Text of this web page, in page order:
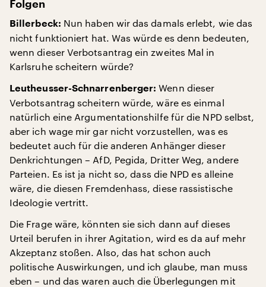
Folgen
Billerbeck: Nun haben wir das damals erlebt, wie das
nicht funktioniert hat. Was würde es denn bedeuten,
wenn dieser Verbotsantrag ein zweites Mal in
Karlsruhe scheitern würde?
Leutheusser-Schnarrenberger: Wenn dieser
Verbotsantrag scheitern würde, wäre es einmal
natürlich eine Argumentationshilfe für die NPD selbst,
aber ich wage mir gar nicht vorzustellen, was es
bedeutet auch für die anderen Anhänger dieser
Denkrichtungen – AfD, Pegida, Dritter Weg, andere
Parteien. Es ist ja nicht so, dass die NPD es alleine
wäre, die diesen Fremdenhass, diese rassistische
Ideologie vertritt.
Die Frage wäre, könnten sie sich dann auf dieses
Urteil berufen in ihrer Agitation, wird es da auf mehr
Akzeptanz stoßen. Also, das hat schon auch
politische Auswirkungen, und ich glaube, man muss
eben – und das waren auch die Überlegungen mit